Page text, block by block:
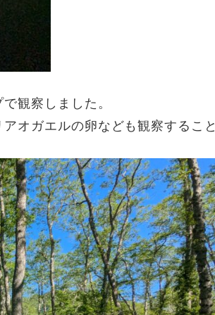
観察しました。
オガエルの卵なども観察すること